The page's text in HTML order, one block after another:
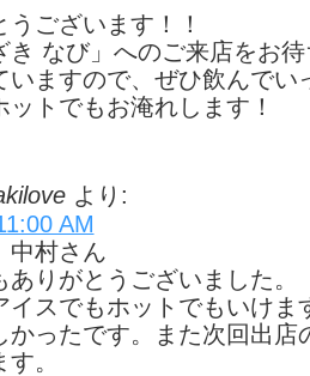
ございます！！
き なび」へのご来店をお
いますので、ぜひ飲んでい
ットでもお淹れします！
より:
AM
中村さん
りがとうございました。
イスでもホットでもいけま
かったです。また次回出店
。